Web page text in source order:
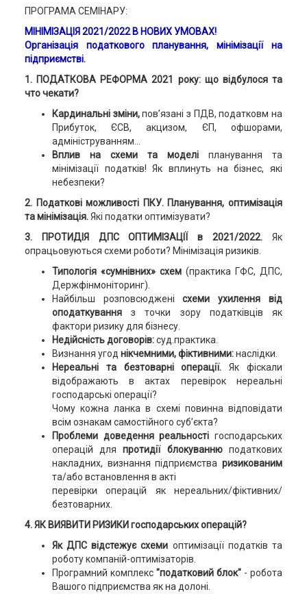
ПРОГРАМА СЕМІНАРУ:
МІНІМІЗАЦІЯ 2021/2022 В НОВИХ УМОВАХ!
Організація податкового планування, мінімізації на
підприємстві.
1. ПОДАТКОВА РЕФОРМА 2021 року: що відбулося та
что чекати?
Кардинальні зміни,пов’язані з ПДВ, податковм на
Прибуток, ЄСВ, акцизом, ЄП, офшорами,
адмініструванням...
Вплив на схеми та моделіпланування та
мінімізації податків! Як вплинуть на бізнес, які
небезпеки?
2. Податкові можливості ПКУ. Планування, оптимізація
та мінімізація.Які податки оптимізувати?
3. ПРОТИДІЯ ДПС ОПТИМІЗАЦІЇ в 2021/2022.Як
опрацьовуються схеми роботи? Мінімізація ризиків.
Типологія «сумнівних» схем(практика ГФС, ДПС,
Держфінмоніторинг).
Найбільш розповсюджені схеми ухилення від
оподаткуванняз точки зору податківців як
фактори ризику для бізнесу.
Недійсність договорів:суд.практика.
Визнання угод нікчемними, фіктивними:наслідки.
Нереальні та безтоварні операції. Як фіскали
відображають в актах перевірок нереальні
господарські операції?
Чому кожна ланка в схемі повинна відповідати
всім ознакам самостійного суб’єкта?
Проблеми доведення реальностігосподарських
операцій для протидії блокуваннюподаткових
накладних, визнання підприємстваризикованим
та/або встановлення в акті
перевірки операцій як нереальних/фіктивних/
безтоварних.
4. ЯК ВИЯВИТИ РИЗИКИ господарських операцій?
Як ДПС відстежує схеми оптимізації податків та
роботу компаній-оптимізаторів.
Програмний комплекс"податковий блок" - робота
Вашого підприємства як на долоні.